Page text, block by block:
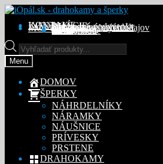
Preskočiť
navigáciu
Preskočiť
obsah
KONTAKT
INFORMÁCIE
Obchodné podmienky
Reklamačný poriadok
Ochrana osobných údajov
MÔJ ÚČETObjednávky
Adresy
Detaily účtu
Na stiahnutie
Products
search
Menu
DOMOV
ŠPERKY
NÁHRDELNÍKY
NÁRAMKY
NÁUŠNICE
PRÍVESKY
PRSTENE
DRAHOKAMY